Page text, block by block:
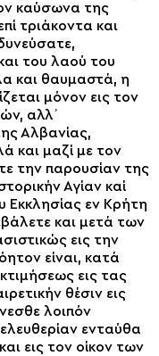
καύσωνα της
τριάκοντα και
του λαού του
και θαυμαστά, η
μόνον εις τον
αλλ᾽
Αλβανίας,
και μαζί με τον
την παρουσίαν της
Αγίαν καί
εν Κρήτη
και μετά των
εις την
είναι, κατά
εις τας
θέσιν εις
λοιπόν
ενταύθα
εις τον οίκον των